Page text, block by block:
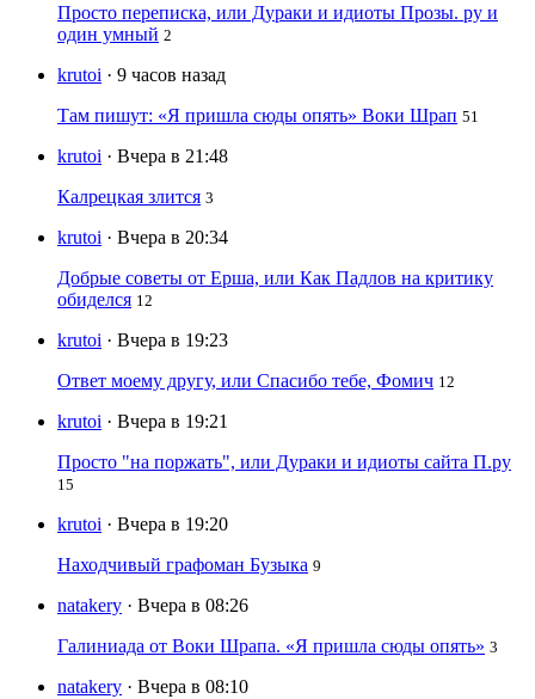
Просто переписка, или Дураки и идиоты Прозы. ру и
один умный 2
krutoi · 9 часов назад
Там пишут: «Я пришла сюды опять» Воки Шрап 51
krutoi · Вчера в 21:48
Калрецкая злится 3
krutoi · Вчера в 20:34
Добрые советы от Ерша, или Как Падлов на критику
обиделся 12
krutoi · Вчера в 19:23
Ответ моему другу, или Спасибо тебе, Фомич 12
krutoi · Вчера в 19:21
Просто "на поржать", или Дураки и идиоты сайта П.ру
15
krutoi · Вчера в 19:20
Находчивый графоман Бузыка 9
natakery · Вчера в 08:26
Галиниада от Воки Шрапа. «Я пришла сюды опять» 3
natakery · Вчера в 08:10